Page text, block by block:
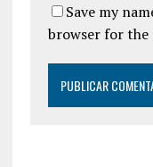
Save my
browser for